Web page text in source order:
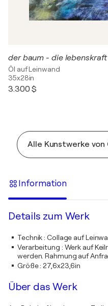
der baum - die lebenskraft
Öl auf Leinwand
35x28in
3.300 $
Alle Kunstwerke von
Information
Details zum Werk
Technik: Collage auf
Verarbeitung : Werk auf
werden. Rahmung auf
Größe: 27,6x23,6in
Über das Werk